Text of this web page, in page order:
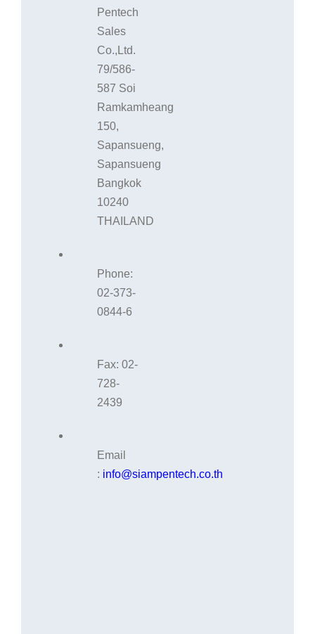
Pentech
Sales
Co.,Ltd.
79/586-
587 Soi
Ramkamheang
150,
Sapansueng,
Sapansueng
Bangkok
10240
THAILAND
Phone:
02-373-
0844-6
Fax: 02-
728-
2439
Email
: info@siampentech.co.th